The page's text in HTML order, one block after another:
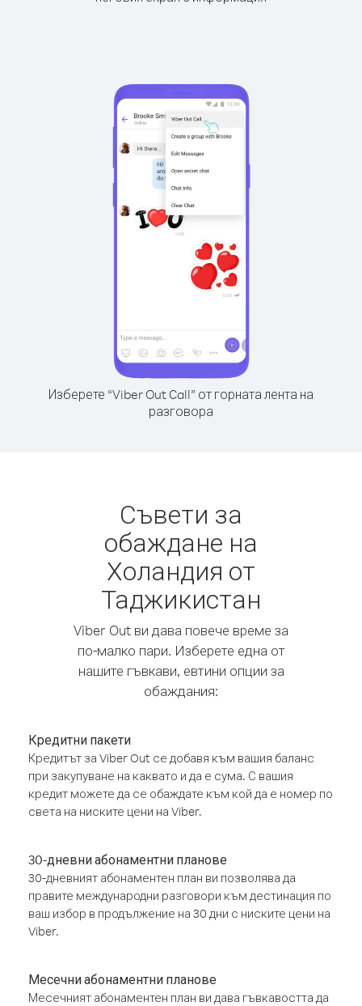
Изберете “Viber Out Call” от горната лента на
разговора
Съвети за
обаждане на
Холандия от
Таджикистан
Viber Out ви дава повече време за
по-малко пари. Изберете една от
нашите гъвкави, евтини опции за
обаждания:
Кредитни пакети
Кредитът за Viber Out се добавя към вашия баланс
при закупуване на каквато и да е сума. С вашия
кредит можете да се обаждате към кой да е номер по
света на ниските цени на Viber.
30-дневни абонаментни планове
30-дневният абонаментен план ви позволява да
правите международни разговори към дестинация по
ваш избор в продължение на 30 дни с ниските цени на
Viber.
Месечни абонаментни планове
Месечният абонаментен план ви дава гъвкавостта да